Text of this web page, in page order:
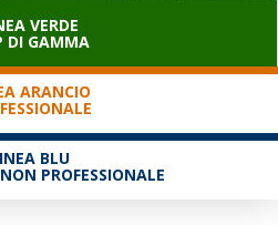
VERDE
DI GAMMA
ARANCIO
BLU
PROFESSIONALE